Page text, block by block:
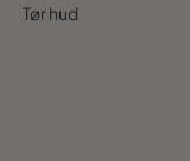
Tør hud